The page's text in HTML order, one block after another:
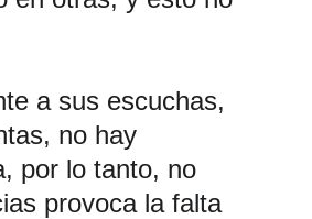
a sus escuchas,
no hay
por lo tanto, no
provoca la falta